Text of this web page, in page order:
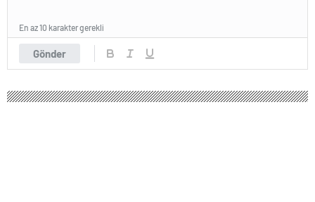
Gönder
En az 10 karakter gerekli